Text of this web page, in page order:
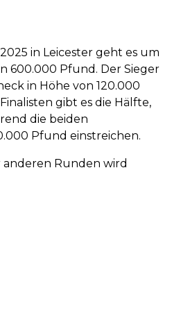
in Leicester geht es um
600.000 Pfund. Der Sieger
in Höhe von 120.000
gibt es die Hälfte,
die beiden
Pfund einstreichen.
Runden wird